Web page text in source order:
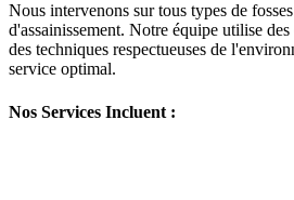
Nous intervenons sur tous types de
d'assainissement. Notre équipe utilise
des techniques respectueuses de
service optimal.
Nos Services Incluent :